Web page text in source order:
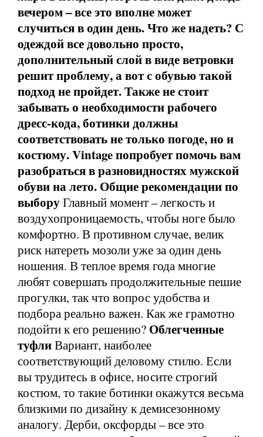
вечером – все это вполне может
случиться в один день. Что же надеть? С
одеждой все довольно просто,
дополнительный слой в виде ветровки
решит проблему, а вот с обувью такой
подход не пройдет. Также не стоит
забывать о необходимости рабочего
дресс-кода, ботинки должны
соответствовать не только погоде, но и
костюму. Vintage попробует помочь вам
разобраться в разновидностях мужской
обуви на лето. Общие рекомендации по
выборуГлавный момент – легкость и
воздухопроницаемость, чтобы ноге было
комфортно. В противном случае, велик
риск натереть мозоли уже за один день
ношения. В теплое время года многие
любят совершать продолжительные пешие
прогулки, так что вопрос удобства и
подбора реально важен. Как же грамотно
подойти к его решению? Облегченные
туфлиВариант, наиболее
соответствующий деловому стилю. Если
вы трудитесь в офисе, носите строгий
костюм, то такие ботинки окажутся весьма
близкими по дизайну к демисезонному
аналогу. Дерби, оксфорды – все это